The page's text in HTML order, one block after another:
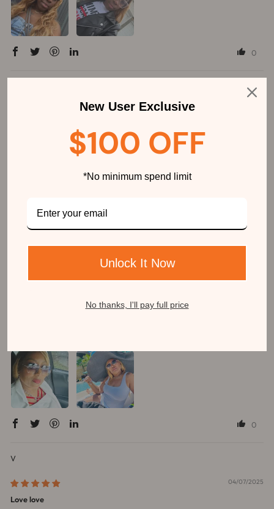
0
This hair when I tell you is soft and order free first time ordering from
this company will be ordering more thanks AmandaHair
0
V
04/07/2025
Love love
New User Exclusive
$100 OFF
*No minimum spend limit
Unlock It Now
No thanks, I'll pay full price